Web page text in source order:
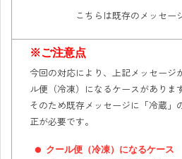
こちらは既存のメッセー
※ご注意点
今回の対応により、上記メッセージ
ル便（冷凍）になるケースがありま
そのため既存メッセージに「冷蔵」
正が必要です。
クール便（冷凍）になるケース